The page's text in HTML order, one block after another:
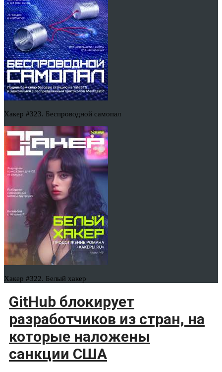
Хакер #323. Беспроводной самопал
Хакер #322. Белый хакер
GitHub блокирует
разработчиков из стран, на
которые наложены
санкции США